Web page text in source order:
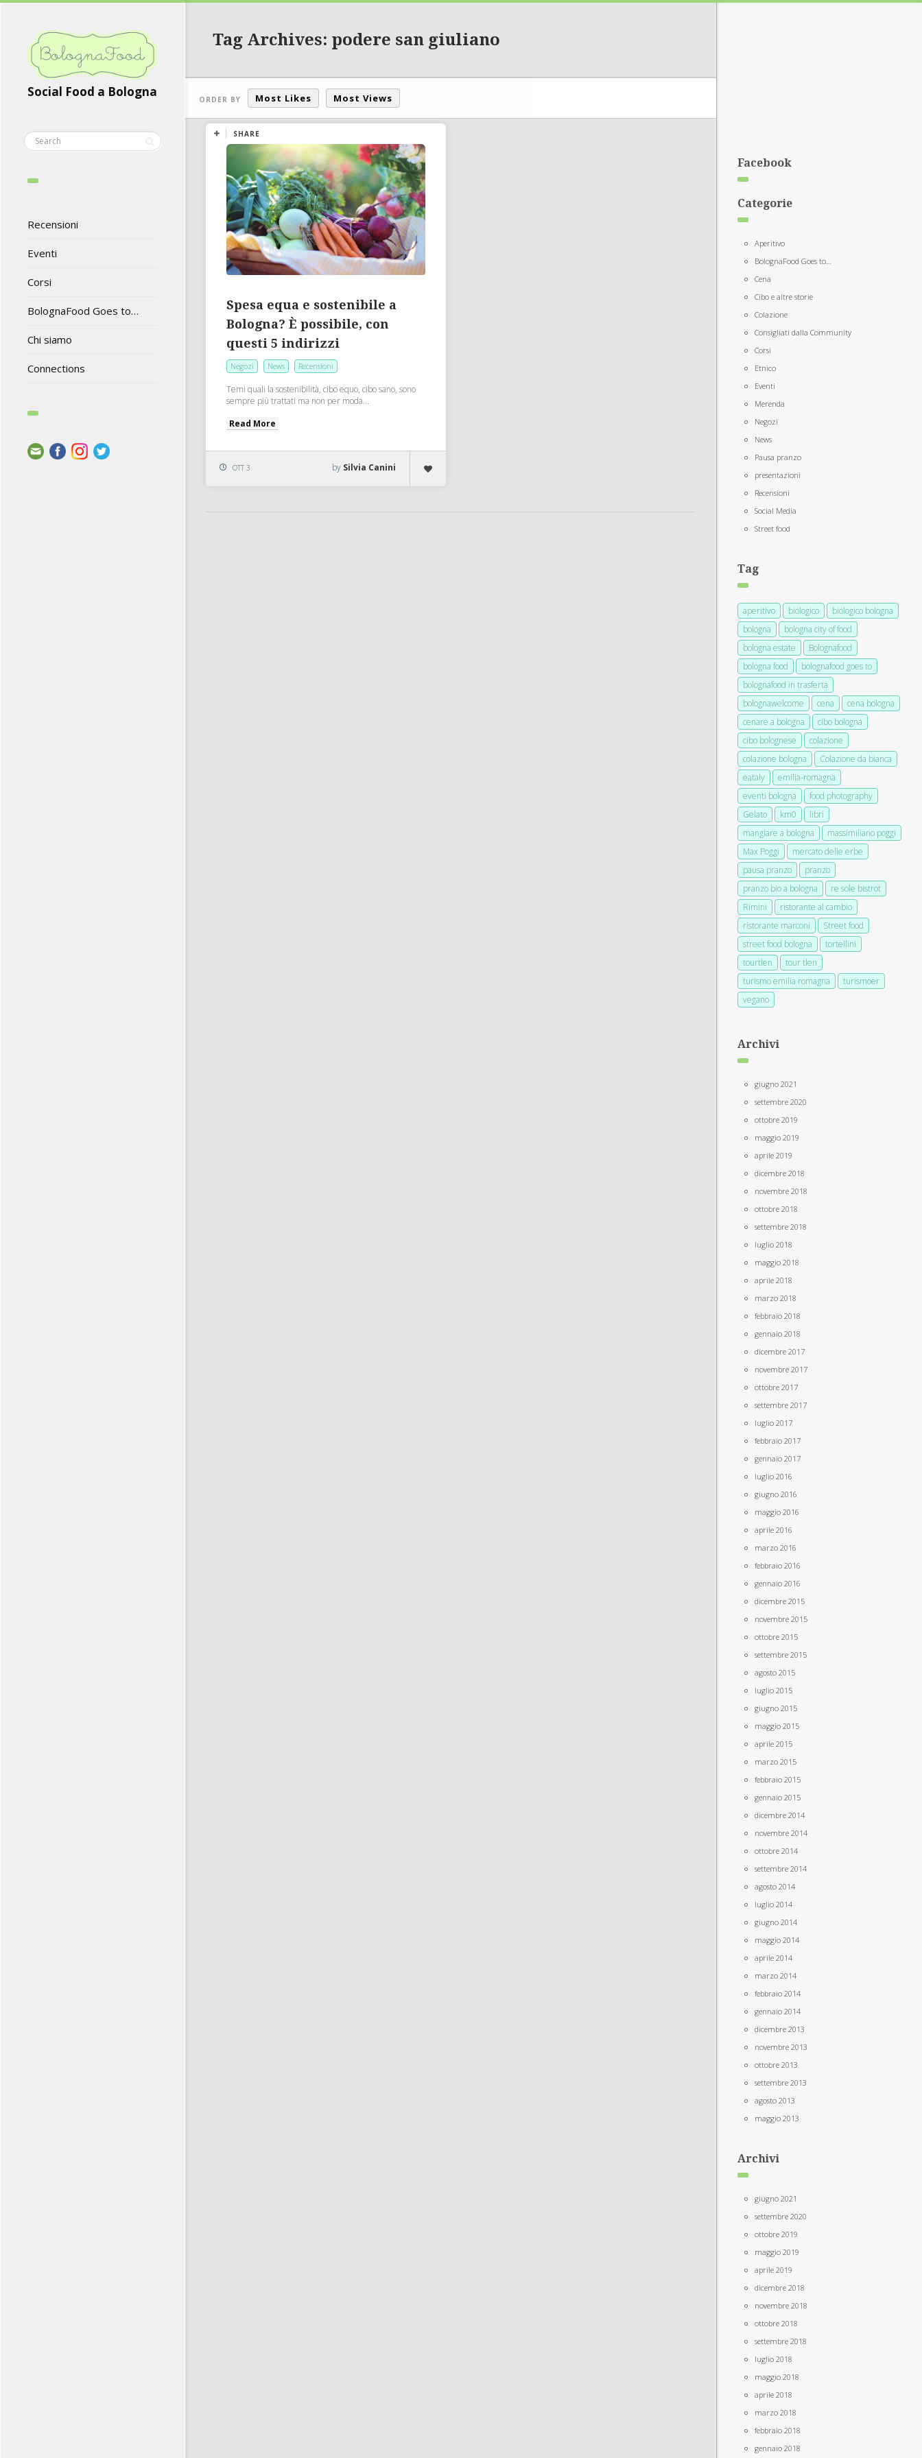
Social Food a Bologna
Recensioni
Eventi
Corsi
BolognaFood Goes to…
Chi siamo
Connections
Tag Archives: podere san giuliano
ORDER BY Most Likes Most Views
SHARE
Spesa equa e sostenibile a
Bologna? È possibile, con
questi 5 indirizzi
Negozi News Recensioni
Temi quali la sostenibilità, cibo equo, cibo sano, sono
sempre più trattati ma non per moda...
Read More
OTT 3 by Silvia Canini
Facebook
Categorie
Aperitivo
BolognaFood Goes to…
Cena
Cibo e altre storie
Colazione
Consigliati dalla Community
Corsi
Etnico
Eventi
Merenda
Negozi
News
Pausa pranzo
presentazioni
Recensioni
Social Media
Street food
Tag
aperitivo biologico
biologico bologna
bologna
bologna city of food
bologna estate
Bolognafood
bologna food
bolognafood goes to
bolognafood in trasferta
bolognawelcome
cena
cena bologna
cenare a bologna
cibo bologna
cibo bolognese
colazione
colazione bologna
Colazione da bianca
eataly
emilia-romagna
eventi bologna
food photography
Gelato
km0
libri
mangiare a bologna
massimiliano poggi
Max Poggi
mercato delle erbe
pausa pranzo
pranzo
pranzo bio a bologna
re sole bistrot
Rimini
ristorante al cambio
ristorante marconi
Street food
street food bologna
tortellini
tourtlen
tour tlen
turismo emilia romagna
turismoer
vegano
Archivi
giugno 2021
settembre 2020
ottobre 2019
maggio 2019
aprile 2019
dicembre 2018
novembre 2018
ottobre 2018
settembre 2018
luglio 2018
maggio 2018
aprile 2018
marzo 2018
febbraio 2018
gennaio 2018
dicembre 2017
novembre 2017
ottobre 2017
settembre 2017
luglio 2017
febbraio 2017
gennaio 2017
luglio 2016
giugno 2016
maggio 2016
aprile 2016
marzo 2016
febbraio 2016
gennaio 2016
dicembre 2015
novembre 2015
ottobre 2015
settembre 2015
agosto 2015
luglio 2015
giugno 2015
maggio 2015
aprile 2015
marzo 2015
febbraio 2015
gennaio 2015
dicembre 2014
novembre 2014
ottobre 2014
settembre 2014
agosto 2014
luglio 2014
giugno 2014
maggio 2014
aprile 2014
marzo 2014
febbraio 2014
gennaio 2014
dicembre 2013
novembre 2013
ottobre 2013
settembre 2013
agosto 2013
maggio 2013
Archivi
giugno 2021
settembre 2020
ottobre 2019
maggio 2019
aprile 2019
dicembre 2018
novembre 2018
ottobre 2018
settembre 2018
luglio 2018
maggio 2018
aprile 2018
marzo 2018
febbraio 2018
gennaio 2018